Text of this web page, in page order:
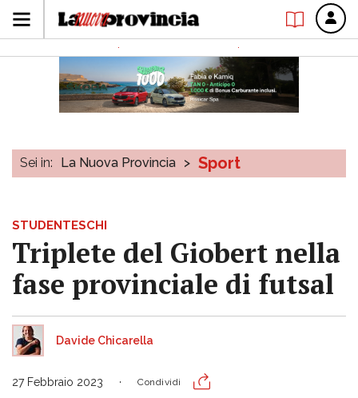
Sei in: La Nuova Provincia > Sport
STUDENTESCHI
Triplete del Giobert nella
fase provinciale di futsal
Davide Chicarella
27 Febbraio 2023 Condividi